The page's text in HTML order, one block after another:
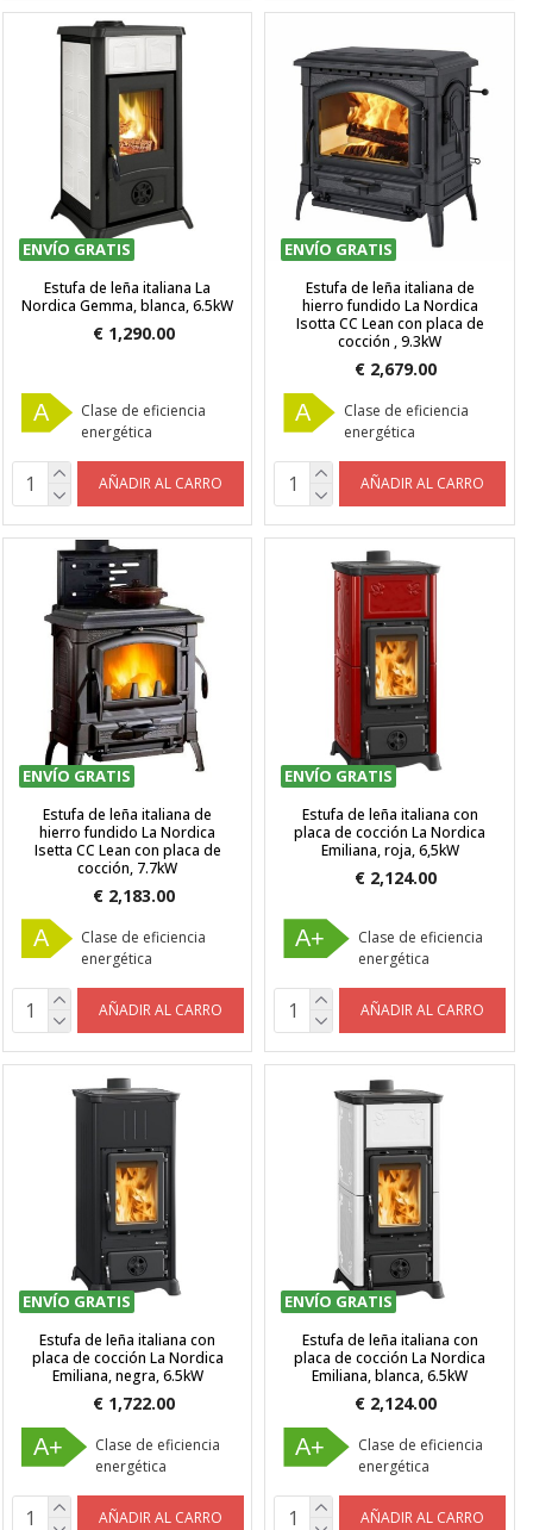
ENVÍO GRATIS
Estufa de leña italiana La
Nordica Gemma, blanca, 6.5kW
€ 1,290.00
A
Clase de eficiencia
energética
AÑADIR AL CARRO
ENVÍO GRATIS
Estufa de leña italiana de
hierro fundido La Nordica
Isotta CC Lean con placa de
cocción , 9.3kW
€ 2,679.00
A
Clase de eficiencia
energética
AÑADIR AL CARRO
ENVÍO GRATIS
Estufa de leña italiana de
hierro fundido La Nordica
Isetta CC Lean con placa de
cocción, 7.7kW
€ 2,183.00
A
Clase de eficiencia
energética
AÑADIR AL CARRO
ENVÍO GRATIS
Estufa de leña italiana con
placa de cocción La Nordica
Emiliana, roja, 6,5kW
€ 2,124.00
A+
Clase de eficiencia
energética
AÑADIR AL CARRO
ENVÍO GRATIS
Estufa de leña italiana con
placa de cocción La Nordica
Emiliana, negra, 6.5kW
€ 1,722.00
A+
Clase de eficiencia
energética
AÑADIR AL CARRO
ENVÍO GRATIS
Estufa de leña italiana con
placa de cocción La Nordica
Emiliana, blanca, 6.5kW
€ 2,124.00
A+
Clase de eficiencia
energética
AÑADIR AL CARRO